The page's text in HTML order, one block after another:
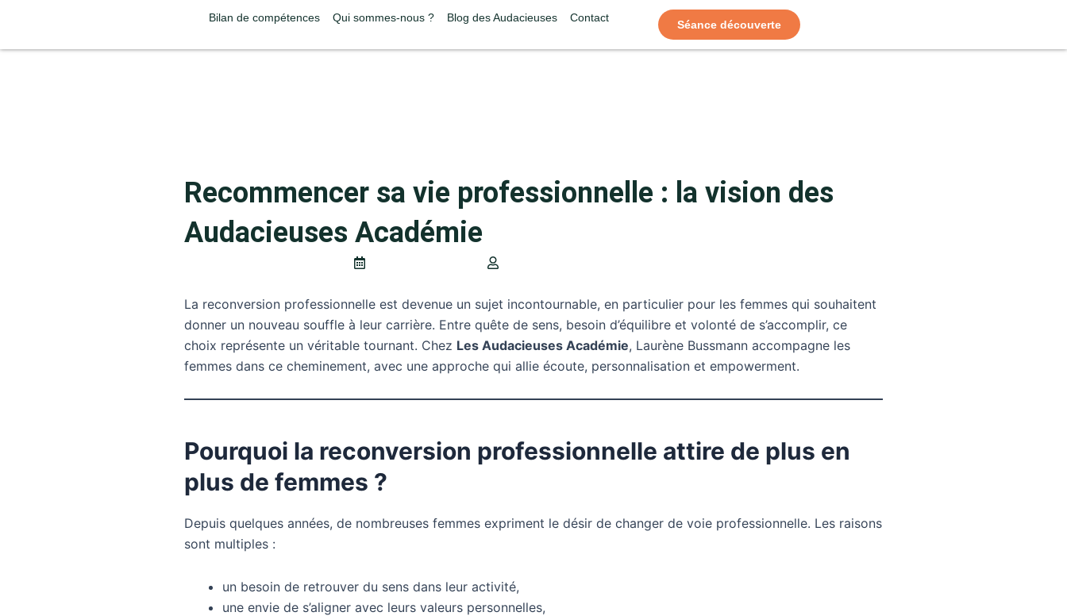
contenu
Bilan de compétences Qui sommes-nous ? Blog des Audacieuses Contact
Séance découverte
Recommencer sa vie professionnelle : la vision des
Audacieuses Académie
La reconversion professionnelle est devenue un sujet incontournable, en particulier pour les femmes qui souhaitent
donner un nouveau souffle à leur carrière. Entre quête de sens, besoin d’équilibre et volonté de s’accomplir, ce
choix représente un véritable tournant. Chez Les Audacieuses Académie, Laurène Bussmann accompagne les
femmes dans ce cheminement, avec une approche qui allie écoute, personnalisation et empowerment.
Pourquoi la reconversion professionnelle attire de plus en
plus de femmes ?
Depuis quelques années, de nombreuses femmes expriment le désir de changer de voie professionnelle. Les raisons
sont multiples :
un besoin de retrouver du sens dans leur activité,
une envie de s’aligner avec leurs valeurs personnelles,